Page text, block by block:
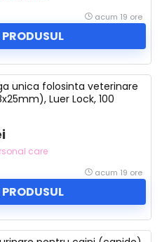
acum 19 ore
unica folosinta veterinare
Luer Lock, 100
care
acum 19 ore